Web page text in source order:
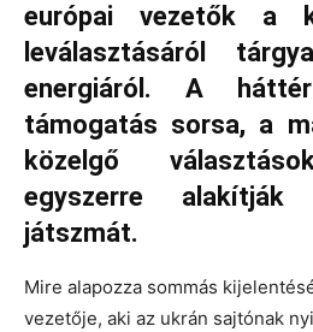
európai vezetők a
leválasztásáról
energiáról. A
támogatás sorsa, a
közelgő
egyszerre
játszmát.
Mire alapozza sommás
vezetője, aki az ukrán sajtónak